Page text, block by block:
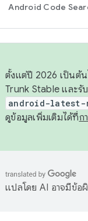
Android Code
ตั้งแต่ปี 2026 เป็นต้น
Trunk Stable และรั
android-latest-
ดูข้อมูลเพิ่มเติมได้ที่ก
แปลโดย AI อาจมีข้อ